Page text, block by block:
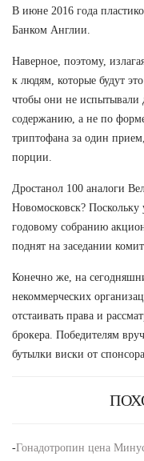
В июне 2016 года
Банком Англии.
Наверное, поэтому,
к людям, которые будут
чтобы они не испытывали
содержанию, а не по
триптофана за один
порции.
Дростанол 100 аналоги
Новомосковск? Поскольку
годовому собранию
поднят на заседании
Конечно же, на
некоммерческих
отстаивать права и
брокера. Победителям
бутылки виски от
-Гонадотропин цена